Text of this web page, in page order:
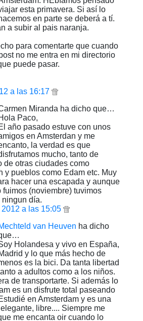
esta primavera. Si así lo
en parte se deberá a tí.
a subir al pais naranja.
para comentarte que cuando
no me entra en mi directorio
puede pasar.
a las 16:17
Miranda ha dicho que…
Paco,
año pasado estuve con unos
en Amsterdan y me
la verdad es que
mucho, tanto de
de otras ciudades como
y pueblos como Edam etc. Muy
hacer una escapada y aunque
fuimos (noviembre) tuvimos
día.
a las 15:05
van Heuven ha dicho
Holandesa y vivo en España,
y lo que más hecho de
es la bici. Da tanta libertad
a adultos como a los niños.
de transportarte. Si además lo
es un disfrute total paseando
en Amsterdam y es una
libre.... Siempre me
me encanta oir cuando lo